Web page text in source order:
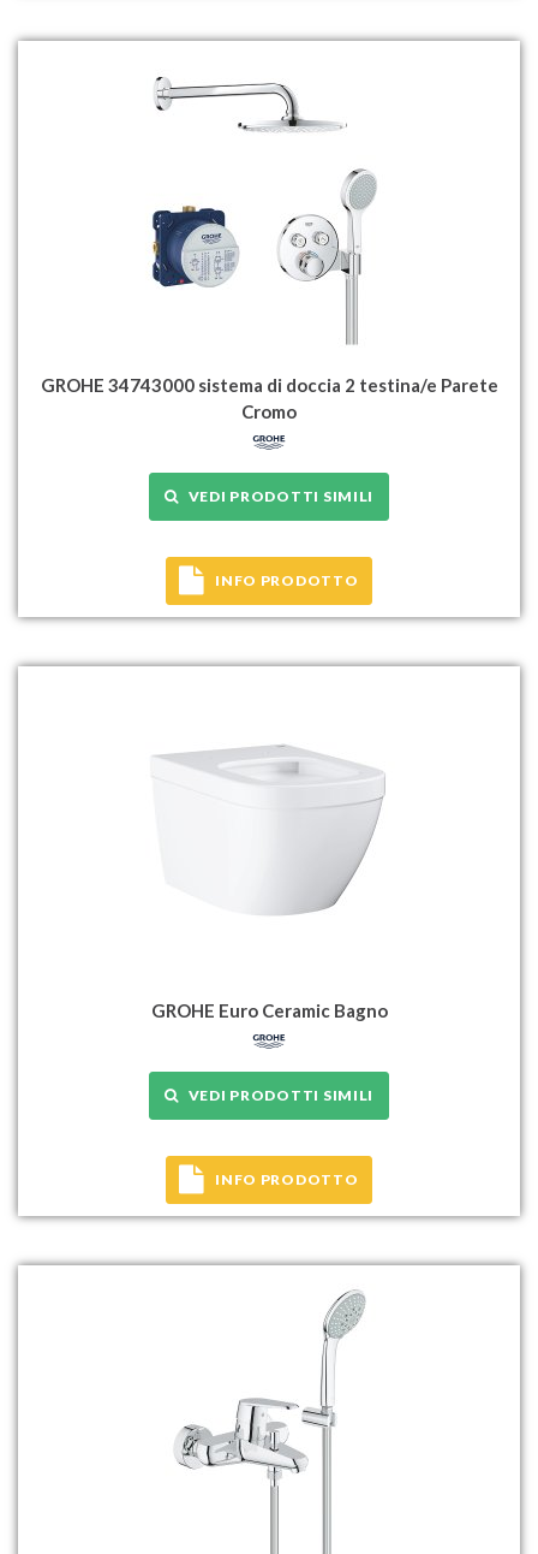
GROHE 34743000 sistema di doccia 2 testina/e Parete
Cromo
VEDI PRODOTTI SIMILI
INFO PRODOTTO
GROHE Euro Ceramic Bagno
VEDI PRODOTTI SIMILI
INFO PRODOTTO